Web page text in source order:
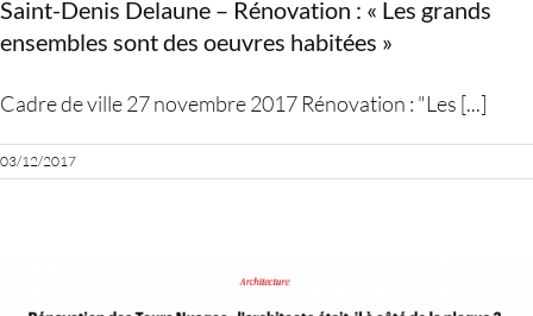
Saint-Denis Delaune – Rénovation : « Les grands
ensembles sont des oeuvres habitées »
Cadre de ville 27 novembre 2017 Rénovation : "Les [...]
03/12/2017